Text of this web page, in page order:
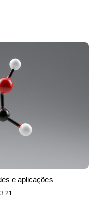
e aplicações